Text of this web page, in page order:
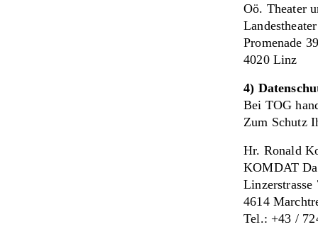
Oö. Theater
Promenade
4020 Linz
4)
Bei TOG
Zum Schutz
Hr. Ronald
KOMDAT
Linzerstrasse
4614
Tel.: +43 /